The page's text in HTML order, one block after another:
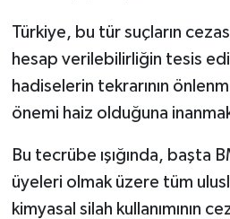
Türkiye, bu tür suçların
hesap verilebilirliğin tesis
hadiselerin tekrarının
önemi haiz olduğuna
Bu tecrübe ışığında, başta
üyeleri olmak üzere tüm
kimyasal silah kullanımının